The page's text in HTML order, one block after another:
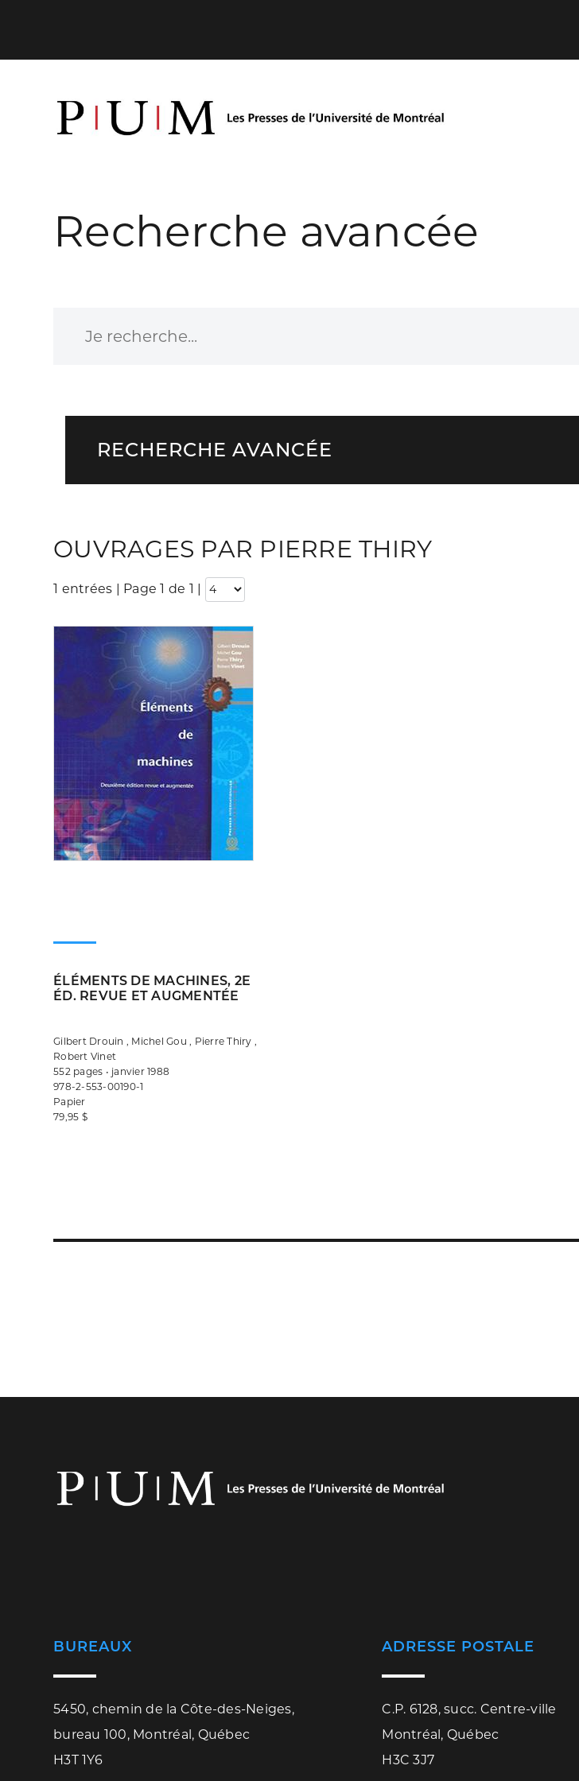
Recherche avancée
RECHERCHE AVANCÉE
OUVRAGES PAR PIERRE THIRY
1 entrées | Page 1 de 1 |
ÉLÉMENTS DE MACHINES, 2E
ÉD. REVUE ET AUGMENTÉE
Gilbert Drouin , Michel Gou , Pierre Thiry ,
Robert Vinet
552 pages • janvier 1988
978-2-553-00190-1
Papier
79,95 $
BUREAUX
5450, chemin de la Côte-des-Neiges,
bureau 100, Montréal, Québec
H3T 1Y6
ADRESSE POSTALE
C.P. 6128, succ. Centre-ville
Montréal, Québec
H3C 3J7